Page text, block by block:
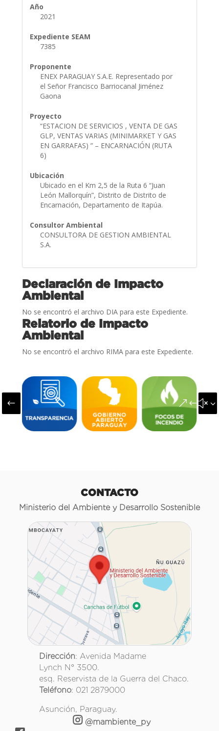
Año
2021
Expediente SEAM
7385
Proponente
ENEX PARAGUAY S.A.E. Representado por
el Señor Francisco Barriocanal Jiménez
Gaona
Proyecto
“ESTACION DE SERVICIOS , VENTA DE GAS
GLP, VENTAS VARIAS (MINIMARKET Y GAS
EN GARRAFAS) ” – ENCARNACIÓN (RUTA
6)
Ubicación
Ubicado en el Km 2,5 de la Ruta 6 “Juan
León Mallorquín”, Distrito de Distrito de
Encarnación, Departamento de Itapúa.
Consultor Ambiental
CONSULTORA DE GESTION AMBIENTAL
S.A.
Declaración de Impacto
Ambiental
No se encontró el archivo DIA para este Expediente.
Relatorio de Impacto
Ambiental
No se encontró el archivo RIMA para este Expediente.
#
CONTACTO
Ministerio del Ambiente y Desarrollo Sostenible
Dirección: Avenida Madame
Lynch N° 3500.
esq. Reservista de la Guerra del Chaco.
Teléfono: 021 2879000
Asunción, Paraguay.
@mambiente_py